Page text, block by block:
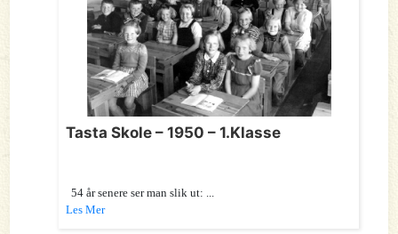
Tasta Skole – 1950 – 1.Klasse
54 år senere ser man slik ut: ...
Les Mer